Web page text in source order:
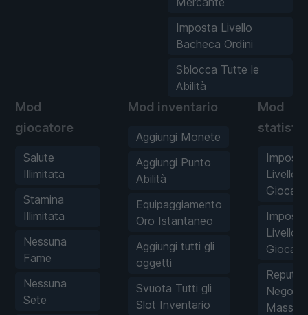
Imposta Livello
Bacheca Ordini
Sblocca Tutte le
Abilità
Mod
giocatore
Salute
Illimitata
Stamina
Illimitata
Nessuna
Fame
Nessuna
Sete
Mod inventario
Aggiungi Monete
Aggiungi Punto
Abilità
Equipaggiamento
Oro Istantaneo
Aggiungi tutti gli
oggetti
Svuota Tutti gli
Slot Inventario
Mod
Imposta
Livello
Imposta
Livello
Negozio